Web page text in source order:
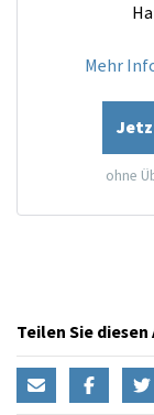
Mehr
ohne
Teilen Sie